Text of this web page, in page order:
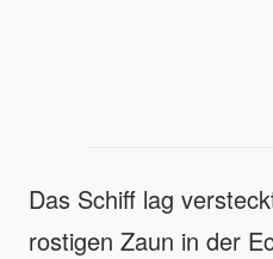
Das Schiff lag
rostigen Zaun in der